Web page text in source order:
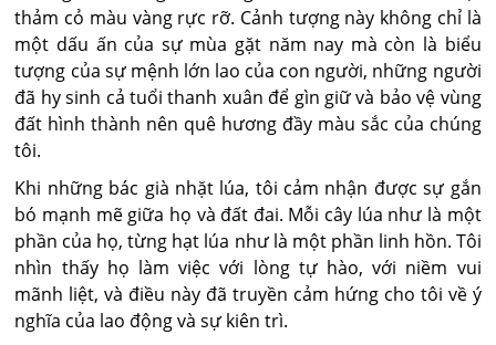
thảm cỏ màu vàng rực rỡ. Cảnh tượng này không chỉ là
một dấu ấn của sự mùa gặt năm nay mà còn là biểu
tượng của sự mệnh lớn lao của con người, những người
đã hy sinh cả tuổi thanh xuân để gìn giữ và bảo vệ vùng
đất hình thành nên quê hương đầy màu sắc của chúng
tôi.
Khi những bác già nhặt lúa, tôi cảm nhận được sự gắn
bó mạnh mẽ giữa họ và đất đai. Mỗi cây lúa như là một
phần của họ, từng hạt lúa như là một phần linh hồn. Tôi
nhìn thấy họ làm việc với lòng tự hào, với niềm vui
mãnh liệt, và điều này đã truyền cảm hứng cho tôi về ý
nghĩa của lao động và sự kiên trì.